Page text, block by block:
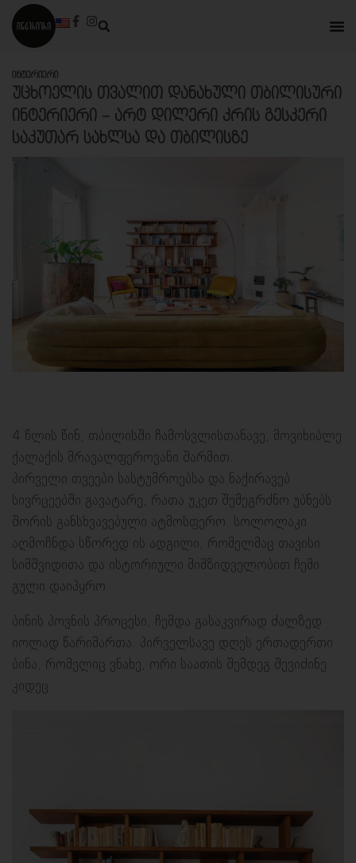
Ინტერიერი
ᲣᲪᲮᲝᲔᲚᲘᲡ ᲗᲕᲐᲚᲘᲗ ᲓᲐᲜᲐᲮᲣᲚᲘ ᲗᲑᲘᲚᲘᲡᲣᲠᲘ
ᲘᲜᲢᲔᲠᲘᲔᲠᲘ – ᲐᲠᲢ ᲓᲘᲚᲔᲠᲘ ᲙᲠᲘᲡ ᲒᲔᲡᲙᲔᲠᲘ
ᲡᲐᲙᲣᲗᲐᲠ ᲡᲐᲮᲚᲡᲐ ᲓᲐ ᲗᲑᲘᲚᲘᲡᲖᲔ
4 წლის წინ, თბილისში ჩამოსვლისთანავე, მოვიხიბლე
ქალაქის მრავალფეროვანი შარმით.
პირველი თვეები სასტუმროებსა და ნაქირავებ
სივრცეებში გავატარე, რათა უკეთ შემეგრძნო უბნებს
შორის განსხვავებული ატმოსფერო. სოლოლაკი
აღმოჩნდა სწორედ ის ადგილი, რომელმაც თავისი
სიმშვიდითა და ისტორიული მიმზიდველობით ჩემი
გული დაიპყრო.
ბინის პოვნის პროცესი, ჩემდა გასაკვირად ძალზედ
იოლად წარიმართა. პირველსავე დღეს ერთადერთი
ბინა, რომელიც ვნახე, ორი საათის შემდეგ შევიძინე
კიდეც.